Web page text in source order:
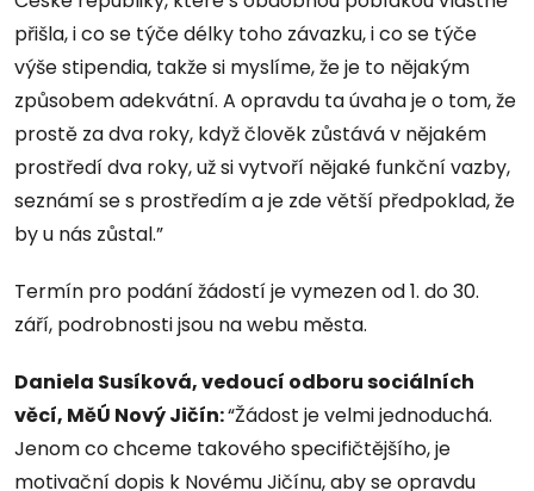
přišla, i co se týče délky toho závazku, i co se týče
výše stipendia, takže si myslíme, že je to nějakým
způsobem adekvátní. A opravdu ta úvaha je o tom, že
prostě za dva roky, když člověk zůstává v nějakém
prostředí dva roky, už si vytvoří nějaké funkční vazby,
seznámí se s prostředím a je zde větší předpoklad, že
by u nás zůstal.”
Termín pro podání žádostí je vymezen od 1. do 30.
září, podrobnosti jsou na webu města.
Daniela Susíková, vedoucí odboru sociálních
věcí, MěÚ Nový Jičín:“Žádost je velmi jednoduchá.
Jenom co chceme takového specifičtějšího, je
motivační dopis k Novému Jičínu, aby se opravdu